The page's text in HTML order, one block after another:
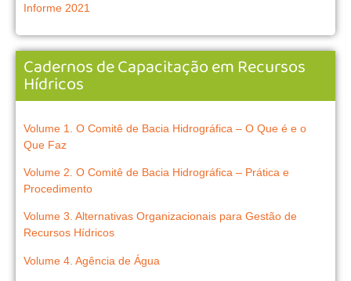
Informe 2021
Cadernos de Capacitação em Recursos
Hídricos
Volume 1. O Comitê de Bacia Hidrográfica – O Que é e o
Que Faz
Volume 2. O Comitê de Bacia Hidrográfica – Prática e
Procedimento
Volume 3. Alternativas Organizacionais para Gestão de
Recursos Hídricos
Volume 4. Agência de Água